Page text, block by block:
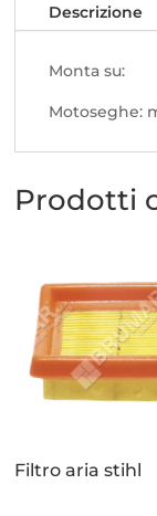
Descrizione
Monta su:
Motoseghe:
Prodotti
Filtro aria stihl